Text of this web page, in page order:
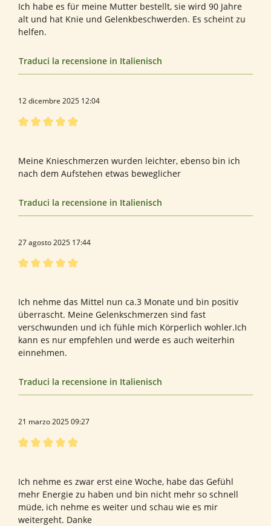
Ich habe es für meine Mutter bestellt, sie wird 90 Jahre
alt und hat Knie und Gelenkbeschwerden. Es scheint zu
helfen.
Traduci la recensione in Italienisch
12 dicembre 2025 12:04
Meine Knieschmerzen wurden leichter, ebenso bin ich
nach dem Aufstehen etwas beweglicher
Traduci la recensione in Italienisch
27 agosto 2025 17:44
Ich nehme das Mittel nun ca.3 Monate und bin positiv
überrascht. Meine Gelenkschmerzen sind fast
verschwunden und ich fühle mich Körperlich wohler.Ich
kann es nur empfehlen und werde es auch weiterhin
einnehmen.
Traduci la recensione in Italienisch
21 marzo 2025 09:27
Ich nehme es zwar erst eine Woche, habe das Gefühl
mehr Energie zu haben und bin nicht mehr so schnell
müde, ich nehme es weiter und schau wie es mir
weitergeht. Danke